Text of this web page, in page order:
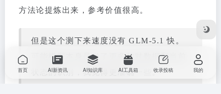
方法论提炼出来，参考价值很高。
但是这个测下来速度没有 GLM-5.1 快。
可能模型本身是做了更多的对数据和当前
状态的识别，我觉得更准确一些。
首页 AI新资讯 AI知识库 AI工具箱 收录投稿 我的